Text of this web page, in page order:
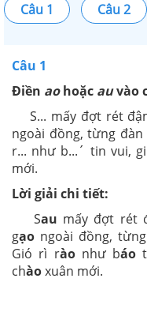
Câu 1 Câu 2
Câu 1
Điền aohoặc auvào
S... mấy đợt rét
ngoài đồng, từng đàn
r... như b...´ tin vui,
mới.
Lời giải chi tiết:
Sau mấy đợt rét
gạo ngoài đồng,
Gió rì ràonhư báo
chàoxuân mới.